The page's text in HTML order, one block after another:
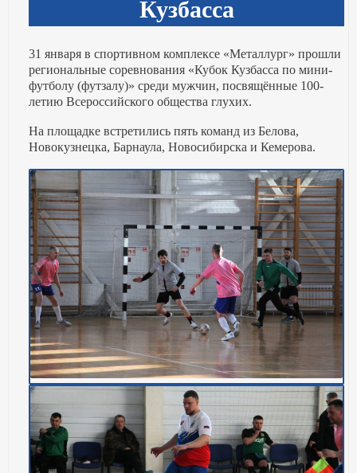
Кузбасса
31 января в спортивном комплексе «Металлург» прошли
региональные соревнования «Кубок Кузбасса по мини-
футболу (футзалу)» среди мужчин, посвящённые 100-
летию Всероссийского общества глухих.
На площадке встретились пять команд из Белова,
Новокузнецка, Барнаула, Новосибирска и Кемерова.